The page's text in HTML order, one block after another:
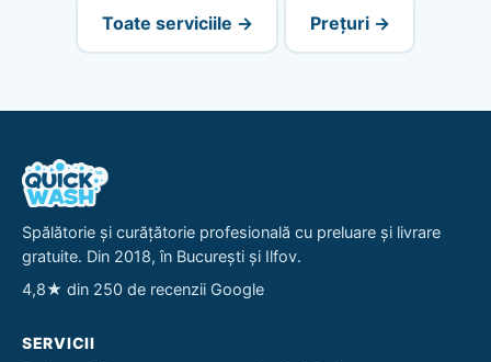
Toate serviciile → Prețuri →
Spălătorie și curățătorie profesională cu preluare și livrare
gratuite. Din 2018, în București și Ilfov.
4,8★ din 250 de recenzii Google
SERVICII